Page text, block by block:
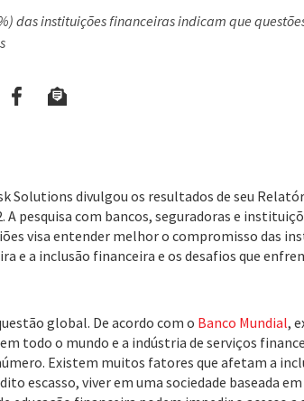
das instituições financeiras indicam que
Solutions divulgou os resultados de seu
A pesquisa com bancos, seguradoras e
visa entender melhor o compromisso das
e a inclusão financeira e os desafios que
global. De acordo com o Banco Mundial,
todo o mundo e a indústria de serviços
Existem muitos fatores que afetam a
escasso, viver em uma sociedade baseada